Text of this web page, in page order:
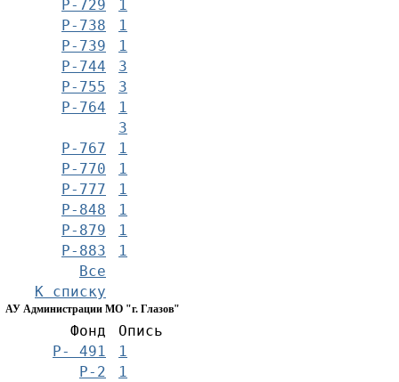
Р-729
1
Р-738
1
Р-739
1
Р-744
3
Р-755
3
Р-764
1
3
Р-767
1
Р-770
1
Р-777
1
Р-848
1
Р-879
1
Р-883
1
Все
К списку
АУ Администрации МО "г. Глазов"
Фонд
Опись
Р- 491
1
Р-2
1